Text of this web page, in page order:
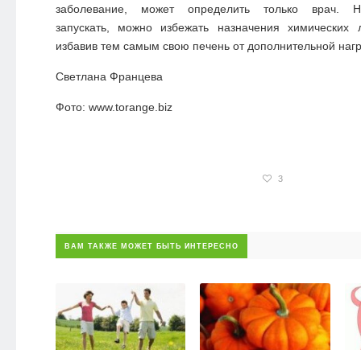
заболевание, может определить только
запускать, можно избежать назначения химических
избавив тем самым свою печень от дополнительной
Светлана Францева
Фото: www.torange.biz
3
ВАМ ТАКЖЕ МОЖЕТ БЫТЬ ИНТЕРЕСНО